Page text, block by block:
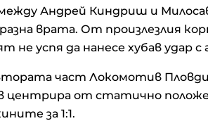
Андрей Киндриш и
врата. От произлезлия
не успя да нанесе хубав удар с
част Локомотив
от статично
за 1:1.